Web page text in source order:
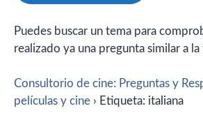
Puedes buscar un tema para
realizado ya una pregunta similar a la
Consultorio de cine: Preguntas y
películas y cine › Etiqueta: italiana